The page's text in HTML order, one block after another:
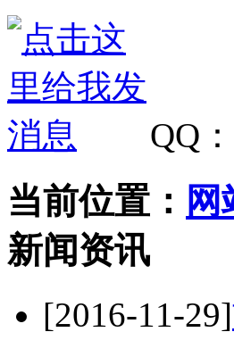
QQ ：
当前位置：
新闻资讯
[2016-11-29]